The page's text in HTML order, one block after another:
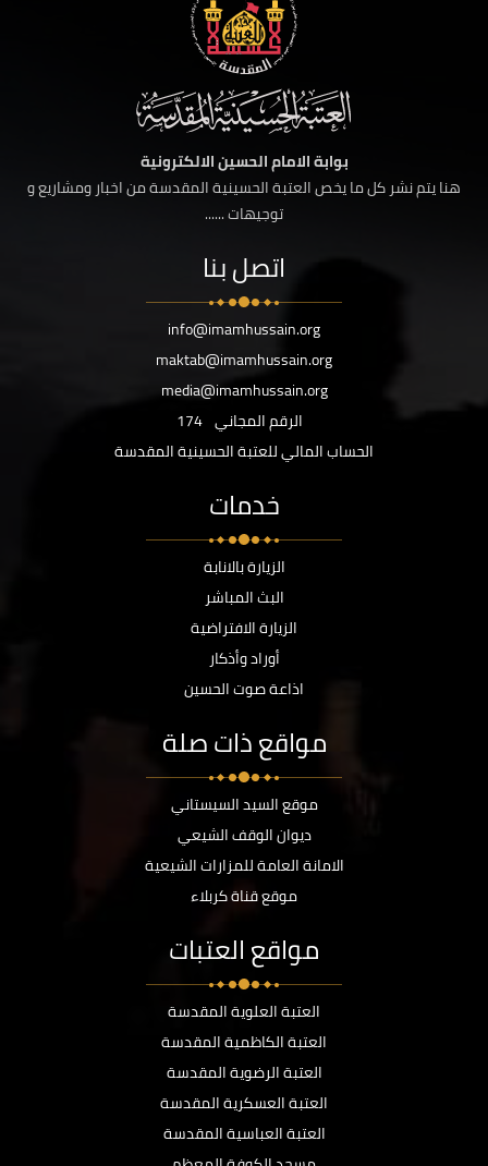
بوابة الامام الحسين الالكترونية
هنا يتم نشر كل ما يخص العتبة الحسينية المقدسة من اخبار ومشاريع و
توجيهات ......
اتصل بنا
info@imamhussain.org
maktab@imamhussain.org
media@imamhussain.org
الرقم المجاني 174
الحساب المالي للعتبة الحسينية المقدسة
خدمات
الزيارة بالانابة
البث المباشر
الزيارة الافتراضية
أوراد وأذكار
اذاعة صوت الحسين
مواقع ذات صلة
موقع السيد السيستاني
ديوان الوقف الشيعي
الامانة العامة للمزارات الشيعية
موقع قناة كربلاء
مواقع العتبات
العتبة العلوية المقدسة
العتبة الكاظمية المقدسة
العتبة الرضوية المقدسة
العتبة العسكرية المقدسة
العتبة العباسية المقدسة